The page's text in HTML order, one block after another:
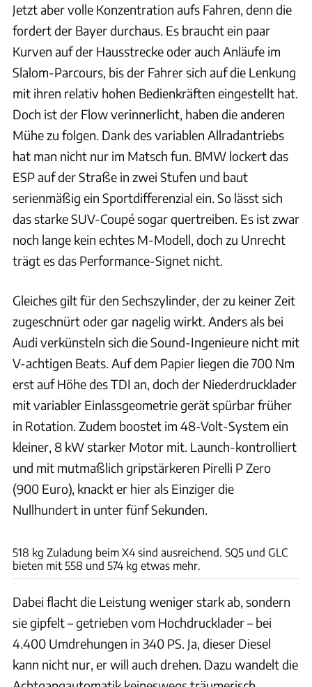
Jetzt aber volle Konzentration aufs Fahren, denn die
fordert der Bayer durchaus. Es braucht ein paar
Kurven auf der Hausstrecke oder auch Anläufe im
Slalom-Parcours, bis der Fahrer sich auf die Lenkung
mit ihren relativ hohen Bedienkräften eingestellt hat.
Doch ist der Flow verinnerlicht, haben die anderen
Mühe zu folgen. Dank des variablen Allradantriebs
hat man nicht nur im Matsch fun. BMW lockert das
ESP auf der Straße in zwei Stufen und baut
serienmäßig ein Sportdifferenzial ein. So lässt sich
das starke SUV-Coupé sogar quertreiben. Es ist zwar
noch lange kein echtes M-Modell, doch zu Unrecht
trägt es das Performance-Signet nicht.
Gleiches gilt für den Sechszylinder, der zu keiner Zeit
zugeschnürt oder gar nagelig wirkt. Anders als bei
Audi verkünsteln sich die Sound-Ingenieure nicht mit
V-achtigen Beats. Auf dem Papier liegen die 700 Nm
erst auf Höhe des TDI an, doch der Niederdrucklader
mit variabler Einlassgeometrie gerät spürbar früher
in Rotation. Zudem boostet im 48-Volt-System ein
kleiner, 8 kW starker Motor mit. Launch-kontrolliert
und mit mutmaßlich gripstärkeren Pirelli P Zero
(900 Euro), knackt er hier als Einziger die
Nullhundert in unter fünf Sekunden.
518 kg Zuladung beim X4 sind ausreichend. SQ5 und GLC
bieten mit 558 und 574 kg etwas mehr.
Dabei flacht die Leistung weniger stark ab, sondern
sie gipfelt – getrieben vom Hochdrucklader – bei
4.400 Umdrehungen in 340 PS. Ja, dieser Diesel
kann nicht nur, er will auch drehen. Dazu wandelt die